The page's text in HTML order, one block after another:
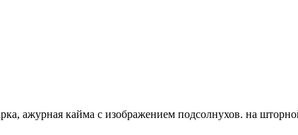
ажурная кайма с изображением подсолнухов. на